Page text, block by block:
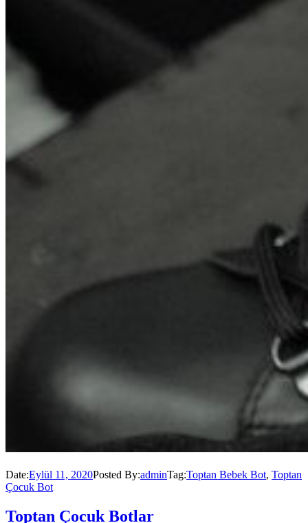
Date:Eylül 11, 2020Posted By:adminTag:Toptan Bebek Bot, Toptan
Çocuk Bot
Toptan Çocuk Botlar